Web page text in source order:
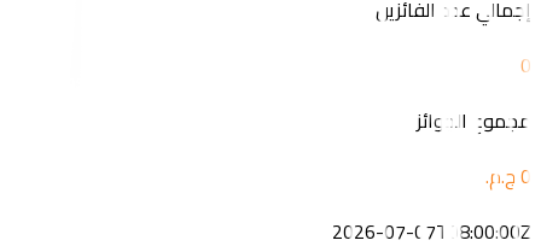
إجمالي عدد الفائزين
0
مجموع الجوائز
2026-07-07T08:00:00Z